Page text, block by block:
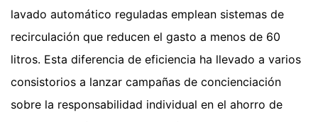
lavado automático reguladas emplean sistemas de
recirculación que reducen el gasto a menos de 60
litros. Esta diferencia de eficiencia ha llevado a varios
consistorios a lanzar campañas de concienciación
sobre la responsabilidad individual en el ahorro de